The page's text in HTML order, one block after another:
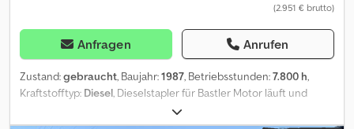
(2.951 € brutto)
Anfragen Anrufen
Zustand:gebraucht, Baujahr:1987, Betriebsstunden:7.800 h,
Kraftstofftyp: Diesel, Dieselstapler für Bastler Motor läuft und
funktioniert Verliert aber Öl deswegen der Preis . Crsdpfx Ajy Dy
Ezeagsf